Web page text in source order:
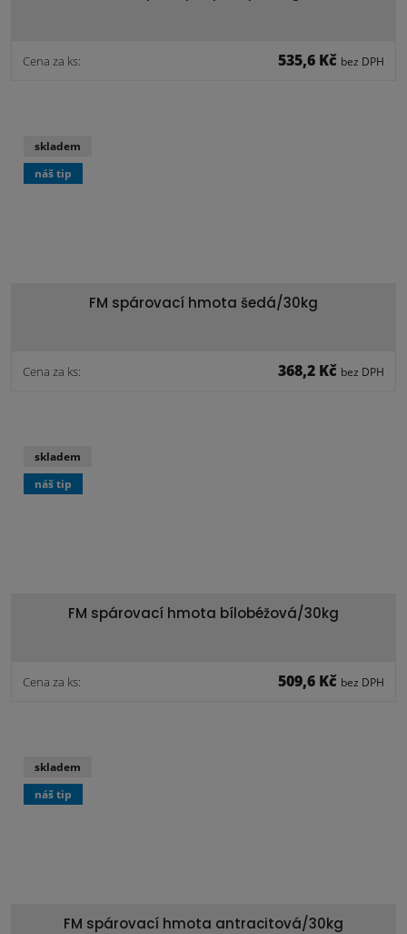
Cena za ks: 535,6 Kč bez DPH
FM spárovací hmota šedá/30kg
Cena za ks: 368,2 Kč bez DPH
skladem
náš tip
FM spárovací hmota bílobéžová/30kg
Cena za ks: 509,6 Kč bez DPH
skladem
náš tip
FM spárovací hmota antracitová/30kg
skladem
náš tip